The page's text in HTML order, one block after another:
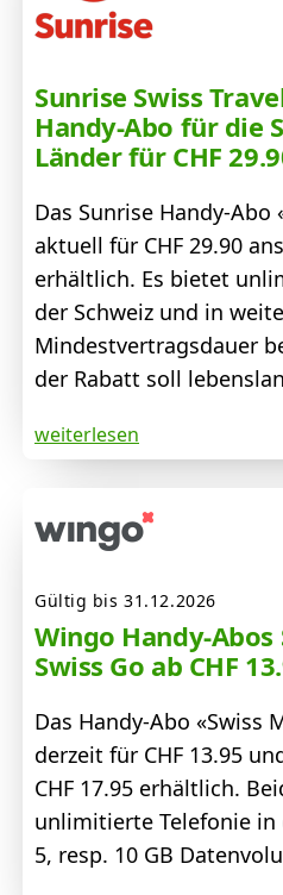
Sunrise Swiss
Handy-Abo für die
Länder für CHF
Das Sunrise Handy-Abo
aktuell für CHF 29.90
erhältlich. Es bietet
der Schweiz und in
Mindestvertragsdauer
der Rabatt soll
weiterlesen
Gültig bis 31.12.2026
Wingo Handy-
Swiss Go ab CHF
Das Handy-Abo «Swiss
derzeit für CHF 13.95
CHF 17.95 erhältlich.
unlimitierte Telefonie in
5, resp. 10 GB